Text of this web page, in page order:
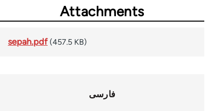
Attachments
sepah.pdf (457.5 KB)
فارسی